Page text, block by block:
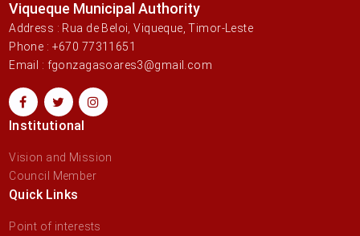
Viqueque Municipal Authority
Address : Rua de Beloi, Viqueque, Timor-Leste
Phone : +670 77311651
Email : fgonzagasoares3@gmail.com
Institutional
Vision and Mission
Council Member
Quick Links
Point of interests